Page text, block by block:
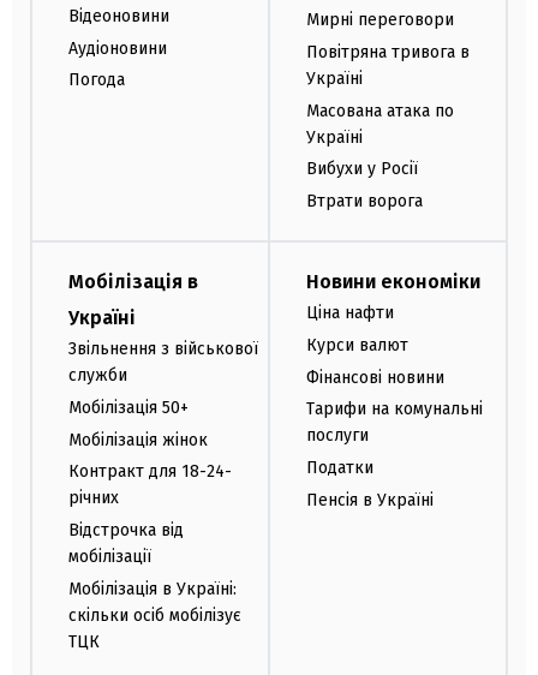
Відеоновини
Аудіоновини
Погода
Мирні переговори
Повітряна тривога в
Україні
Масована атака по
Україні
Вибухи у Росії
Втрати ворога
Мобілізація в
Україні
Звільнення з військової
служби
Мобілізація 50+
Мобілізація жінок
Контракт для 18-24-
річних
Відстрочка від
мобілізації
Мобілізація в Україні:
скільки осіб мобілізує
ТЦК
Новини економіки
Ціна нафти
Курси валют
Фінансові новини
Тарифи на комунальні
послуги
Податки
Пенсія в Україні